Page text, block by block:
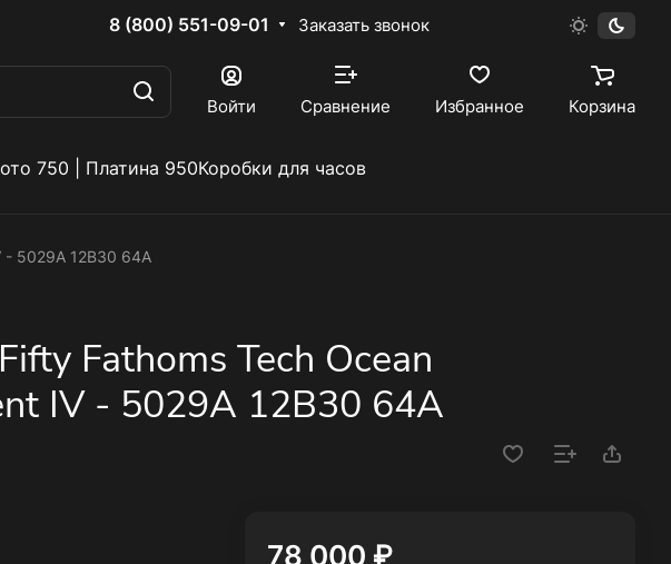
8 (800) 551-09-01 Заказать звонок
Войти Сравнение Избранное Корзина
750 | Платина 950Коробки для часов
- 5029A 12B30 64A
Fathoms Tech Ocean
IV - 5029A 12B30 64A
78 000 ₽